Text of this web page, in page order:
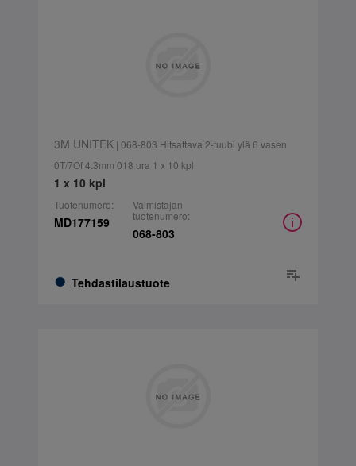
3M UNITEK| 068-803 Hitsattava 2-tuubi ylä 6 vasen
0T/7Of 4.3mm 018 ura 1 x 10 kpl
1 x 10 kpl
Tuotenumero:
MD177159
Tehdastilaustuote
Valmistajan
tuotenumero:
068-803